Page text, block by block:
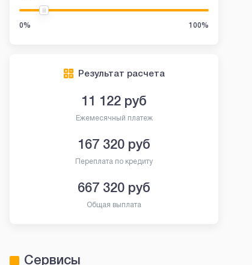
0% 100%
Результат расчета
11 122 руб
Ежемесячный платеж
167 320 руб
Переплата по кредиту
667 320 руб
Общая выплата
Сервисы